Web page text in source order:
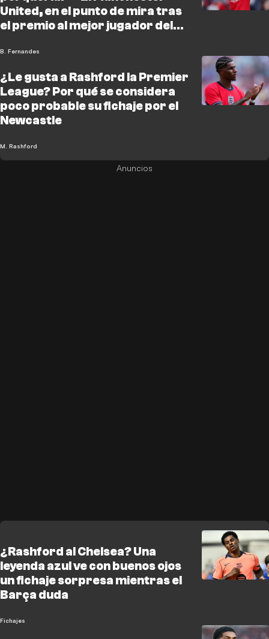
United, en el punto de mira tras
el premio al mejor jugador del
B. Fernandes
¿Le gusta a Rashford la Premier
League? Por qué se considera
poco probable su fichaje por el
Newcastle
M. Rashford
¿Rashford al Chelsea? Una
leyenda azul ve con buenos ojos
un fichaje sorpresa mientras el
Barça duda
Fichajes